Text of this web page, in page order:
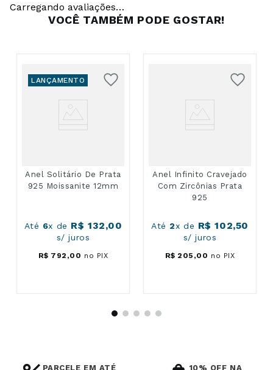
Carregando avaliações…
VOCÊ TAMBÉM PODE GOSTAR!
LANÇAMENTO
Anel Solitário De Prata
925 Moissanite 12mm
Até 6x de R$ 132,00
s/ juros
R$ 792 ,00 no PIX
Anel Infinito Cravejado
Com Zircônias Prata
925
Até 2x de R$ 102,50
s/ juros
R$ 205 ,00 no PIX
PARCELE EM ATÉ 10% OFF NA